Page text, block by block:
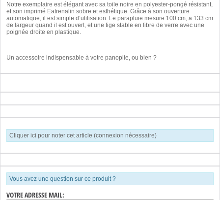
Notre exemplaire est élégant avec sa toile noire en polyester-pongé résistant,
et son imprimé Eatrenalin sobre et esthétique. Grâce à son ouverture
automatique, il est simple d’utilisation. Le parapluie mesure 100 cm, a 133 cm
de largeur quand il est ouvert, et une tige stable en fibre de verre avec une
poignée droite en plastique.
Un accessoire indispensable à votre panoplie, ou bien ?
Cliquer ici pour noter cet article (connexion nécessaire)
Vous avez une question sur ce produit ?
VOTRE ADRESSE MAIL: